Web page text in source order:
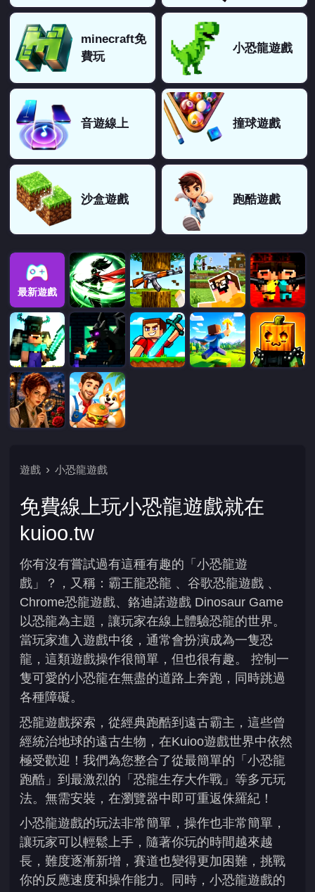
minecraft免
費玩
小恐龍遊戲
音遊線上 撞球遊戲
沙盒遊戲 跑酷遊戲
最新遊戲
遊戲 小恐龍遊戲
免費線上玩小恐龍遊戲就在
kuioo.tw
你有沒有嘗試過有這種有趣的「小恐龍遊
戲」？，又稱：霸王龍恐龍 、谷歌恐龍遊戲 、
Chrome恐龍遊戲、鉻迪諾遊戲 Dinosaur Game
以恐龍為主題，讓玩家在線上體驗恐龍的世界。
當玩家進入遊戲中後，通常會扮演成為一隻恐
龍，這類遊戲操作很簡單，但也很有趣。 控制一
隻可愛的小恐龍在無盡的道路上奔跑，同時跳過
各種障礙。
恐龍遊戲探索，從經典跑酷到遠古霸主，這些曾
經統治地球的遠古生物，在Kuioo遊戲世界中依然
極受歡迎！我們為您整合了從最簡單的「小恐龍
跑酷」到最激烈的「恐龍生存大作戰」等多元玩
法。無需安裝，在瀏覽器中即可重返侏羅紀！
小恐龍遊戲的玩法非常簡單，操作也非常簡單，
讓玩家可以輕鬆上手，隨著你玩的時間越來越
長，難度逐漸新增，賽道也變得更加困難，挑戰
你的反應速度和操作能力。同時，小恐龍遊戲的